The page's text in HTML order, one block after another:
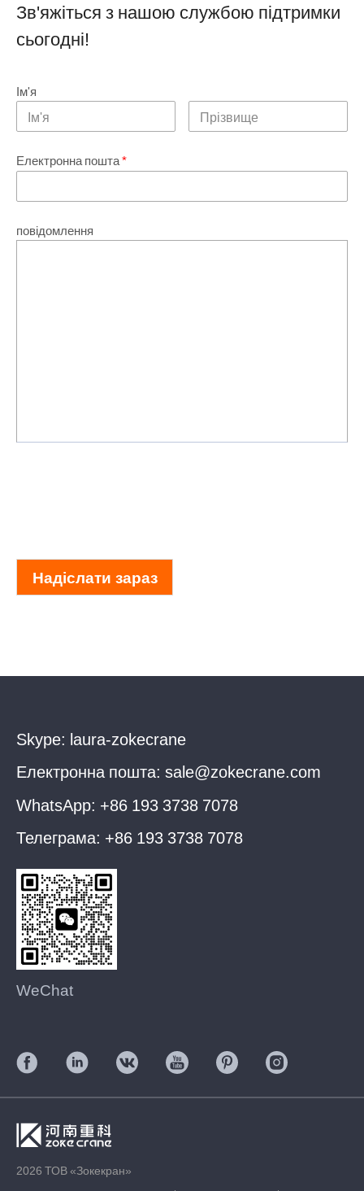
Зв'яжіться з нашою службою підтримки
сьогодні!
Ім'я
Електронна пошта*
повідомлення
Надіслати зараз
Skype: laura-zokecrane
Електронна пошта: sale@zokecrane.com
WhatsApp: +86 193 3738 7078
Телеграма: +86 193 3738 7078
WeChat
2026 ТОВ «Зокекран»